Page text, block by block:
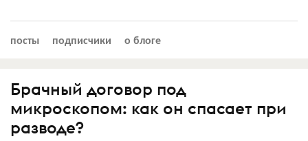
посты подписчики о блоге
Брачный договор под
микроскопом: как он спасает при
разводе?